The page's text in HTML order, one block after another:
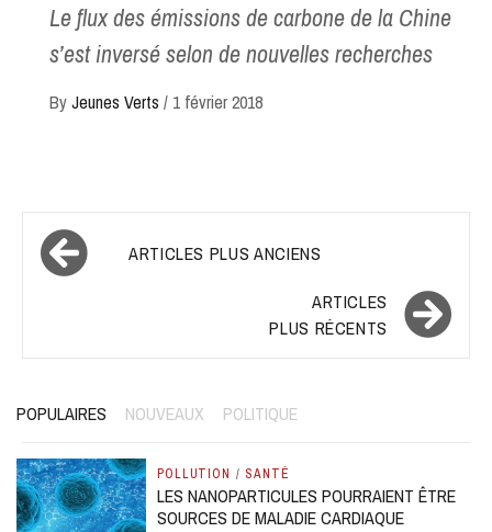
Le flux des émissions de carbone de la Chine
s’est inversé selon de nouvelles recherches
ByJeunes Verts / 1 février 2018
Navigation
des
ARTICLES PLUS ANCIENS
ARTICLES
PLUS RÉCENTS
POPULAIRES NOUVEAUX POLITIQUE
POLLUTION / SANTÉ
LES NANOPARTICULES POURRAIENT ÊTRE
SOURCES DE MALADIE CARDIAQUE